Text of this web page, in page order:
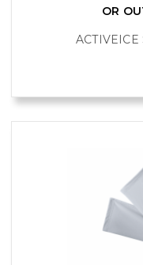
OR
ACTIVEICE